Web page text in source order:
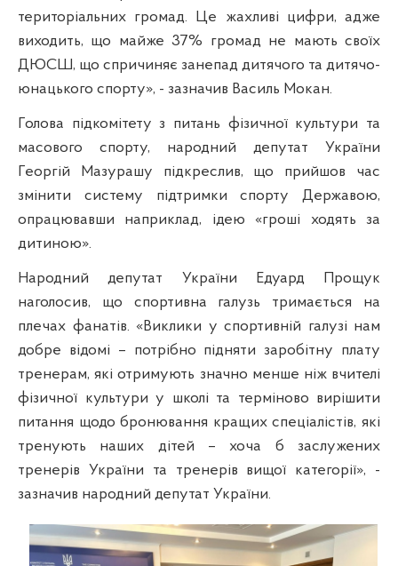
територіальних громад. Це жахливі цифри, адже
виходить, що майже 37% громад не мають своїх
ДЮСШ, що спричиняє занепад дитячого та дитячо-
юнацького спорту», - зазначив Василь Мокан.
Голова підкомітету з питань фізичної культури та
масового спорту, народний депутат України
Георгій Мазурашу підкреслив, що прийшов час
змінити систему підтримки спорту Державою,
опрацювавши наприклад, ідею «гроші ходять за
дитиною».
Народний депутат України Едуард Прощук
наголосив, що спортивна галузь тримається на
плечах фанатів. «Виклики у спортивній галузі нам
добре відомі – потрібно підняти заробітну плату
тренерам, які отримують значно менше ніж вчителі
фізичної культури у школі та терміново вирішити
питання щодо бронювання кращих спеціалістів, які
тренують наших дітей – хоча б заслужених
тренерів України та тренерів вищої категорії», -
зазначив народний депутат України.